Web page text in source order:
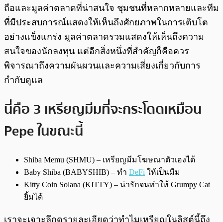
ถือและมูลค่าตลาดที่น่าสนใจ ชุมชนที่หลากหลายและทีม
ที่มีประสบการณ์แสดงให้เห็นถึงศักยภาพในการเติบโต
อย่างแข็งแกร่ง มูลค่าตลาดรวมแสดงให้เห็นถึงความ
สนใจของนักลงทุน แต่อีกสิ่งหนึ่งที่สำคัญก็คือควร
พิจารณาถึงความผันผวนและความเสี่ยงเกี่ยวกับการ
กำกับดูแล
นี่คือ 3 เหรียญมีมที่จะกระโดดเหมือน
Pepe ในขณะนี้
Shiba Memu (SHMU) – เหรียญมีมโฆษณาตัวเองได้
Baby Shiba (BABYSHIB) – ทำ DeFi ให้เป็นมีม
Kitty Coin Solana (KITTY) – น่ารักจนทำให้ Grumpy Cat
ยิ้มได้
เราจะเจาะลึกดูรายละเอียดว่าทำไมเหรียญในลิสต์นี้ถึง